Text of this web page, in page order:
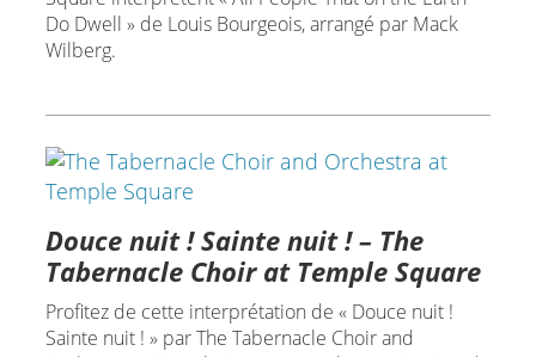
Do Dwell » de Louis Bourgeois, arrangé par Mack
Wilberg.
Douce nuit ! Sainte nuit ! – The
Tabernacle Choir at Temple Square
Profitez de cette interprétation de « Douce nuit !
Sainte nuit ! » par The Tabernacle Choir and